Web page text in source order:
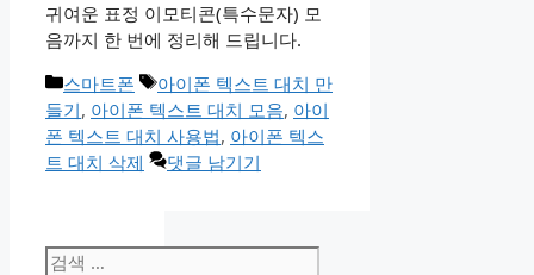
귀여운 표정 이모티콘(특수문자) 모
음까지 한 번에 정리해 드립니다.
카
테
고
리
스마트폰
태
그
아이폰 텍스트 대치 만
들기, 아이폰 텍스트 대치 모음, 아이
폰 텍스트 대치 사용법, 아이폰 텍스
트 대치 삭제
댓글 남기기
검